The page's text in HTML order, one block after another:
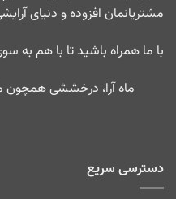
مشتریانمان افزوده و دنیای
با ما همراه باشید تا با هم به
ماه آرا، درخششی همچون
دسترسی سریع